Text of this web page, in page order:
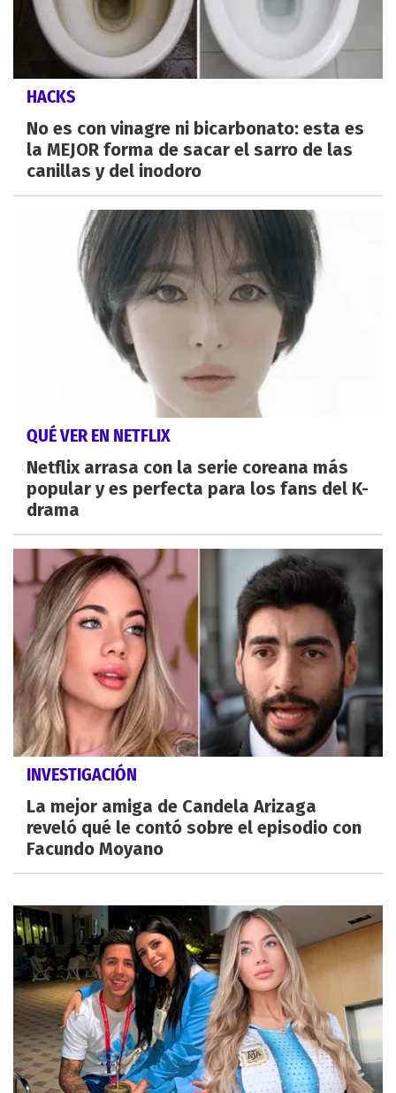
HACKS
No es con vinagre ni bicarbonato: esta es
la MEJOR forma de sacar el sarro de las
canillas y del inodoro
QUÉ VER EN NETFLIX
Netflix arrasa con la serie coreana más
popular y es perfecta para los fans del K-
drama
INVESTIGACIÓN
La mejor amiga de Candela Arizaga
reveló qué le contó sobre el episodio con
Facundo Moyano